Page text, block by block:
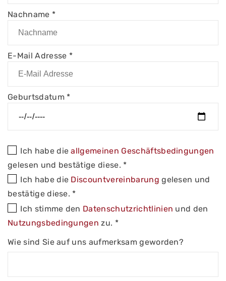
Nachname *
E-Mail Adresse *
Geburtsdatum *
Ich habe dieallgemeinen Geschäftsbedingungen
gelesen und bestätige diese. *
Ich habe die Discountvereinbarung gelesen und
bestätige diese. *
Ich stimme den Datenschutzrichtlinien und den
Nutzungsbedingungen zu. *
Wie sind Sie auf uns aufmerksam geworden?